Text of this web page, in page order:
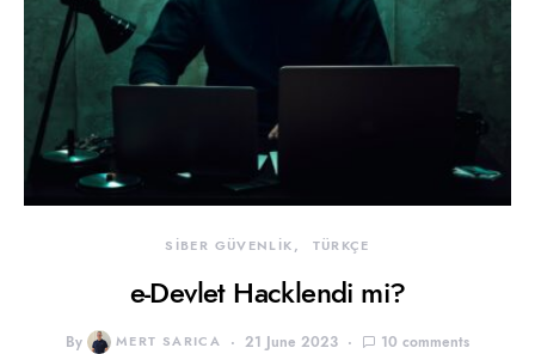
SİBER GÜVENLİK TÜRKÇE
e-Devlet Hacklendi mi?
By MERT SARICA 21 June 2023 10 comments